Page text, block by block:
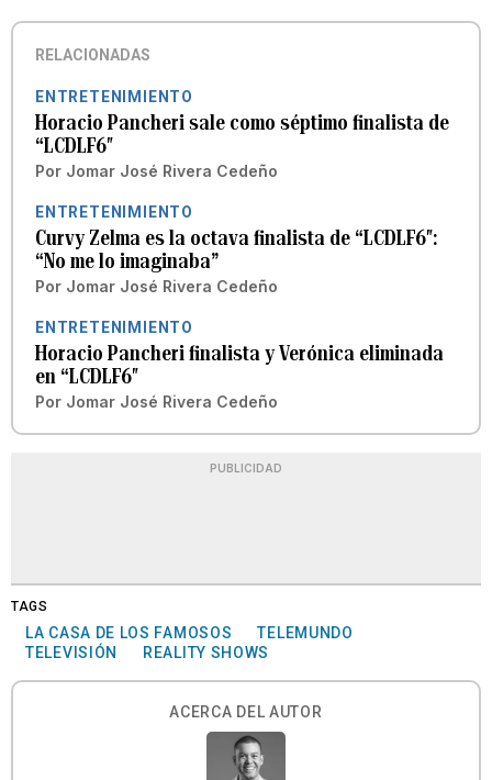
RELACIONADAS
ENTRETENIMIENTO
Horacio Pancheri sale como séptimo finalista de
“LCDLF6″
Por Jomar José Rivera Cedeño
ENTRETENIMIENTO
Curvy Zelma es la octava finalista de “LCDLF6″:
“No me lo imaginaba”
Por Jomar José Rivera Cedeño
ENTRETENIMIENTO
Horacio Pancheri finalista y Verónica eliminada
en “LCDLF6″
Por Jomar José Rivera Cedeño
PUBLICIDAD
TAGS
LA CASA DE LOS FAMOSOS
TELEMUNDO
TELEVISIÓN
REALITY SHOWS
ACERCA DEL AUTOR